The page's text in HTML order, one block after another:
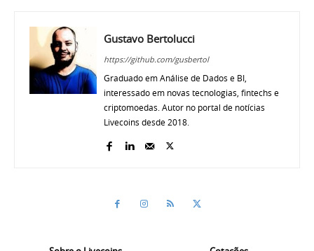
Gustavo Bertolucci
https://github.com/gusbertol
Graduado em Análise de Dados e BI,
interessado em novas tecnologias, fintechs e
criptomoedas. Autor no portal de notícias
Livecoins desde 2018.